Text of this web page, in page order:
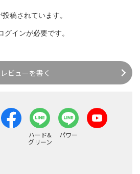
稿されています。
グインが必要です。
レビューを書く
ハード&
グリーン
パワー